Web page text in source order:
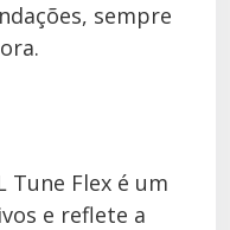
sempre
Tune Flex é um
e reflete a